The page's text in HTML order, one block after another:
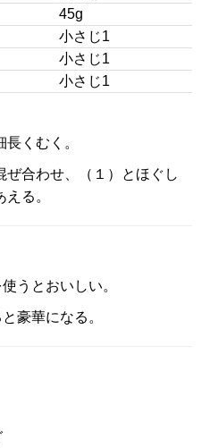
45g
小さじ1
小さじ1
小さじ1
くむく。
ぜ合わせ、（１）とほぐし
る。
うとおいしい。
豪華になる。